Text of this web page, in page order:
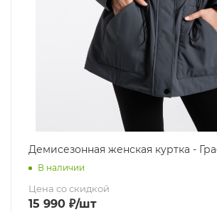
Демисезонная женская куртка -
В наличии
Цена со скидкой
15 990 ₽/шт